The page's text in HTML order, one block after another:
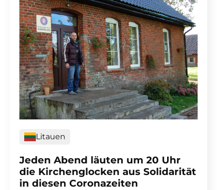
Litauen
Jeden Abend läuten um 20 Uhr
die Kirchenglocken aus Solidarität
in diesen Coronazeiten